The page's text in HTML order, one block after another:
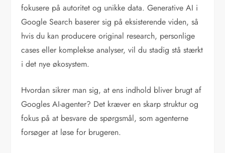
fokusere på autoritet og unikke data. Generative AI i
Google Search baserer sig på eksisterende viden, så
hvis du kan producere original research, personlige
cases eller komplekse analyser, vil du stadig stå stærkt
i det nye økosystem.
Hvordan sikrer man sig, at ens indhold bliver brugt af
Googles AI-agenter? Det kræver en skarp struktur og
fokus på at besvare de spørgsmål, som agenterne
forsøger at løse for brugeren.